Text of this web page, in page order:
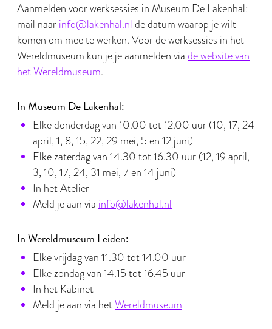
Aanmelden voor werksessies in Museum De Lakenhal:
mail naarinfo@lakenhal.nl de datum waarop je wilt
komen om mee te werken. Voor de werksessies in het
Wereldmuseum kun je je aanmelden via de website van
het Wereldmuseum.
In Museum De Lakenhal:
Elke donderdag van 10.00 tot 12.00 uur (10, 17, 24
april, 1, 8, 15, 22, 29 mei, 5 en 12 juni)
Elke zaterdag van 14.30 tot 16.30 uur (12, 19 april,
3, 10, 17, 24, 31 mei, 7 en 14 juni)
In het Atelier
Meld je aan via info@lakenhal.nl
In Wereldmuseum Leiden:
Elke vrijdag van 11.30 tot 14.00 uur
Elke zondag van 14.15 tot 16.45 uur
In het Kabinet
Meld je aan via hetWereldmuseum